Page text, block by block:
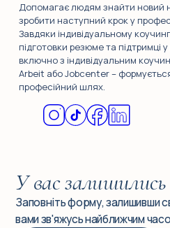
Допомагає людям знайти новий
зробити наступний крок у
Завдяки індивідуальному
підготовки резюме та підтримці
включно з індивідуальним
Arbeit або Jobcenter –
професійний шлях.
У вас
Заповніть форму, залишивши
вами зв'яжусь найближчим